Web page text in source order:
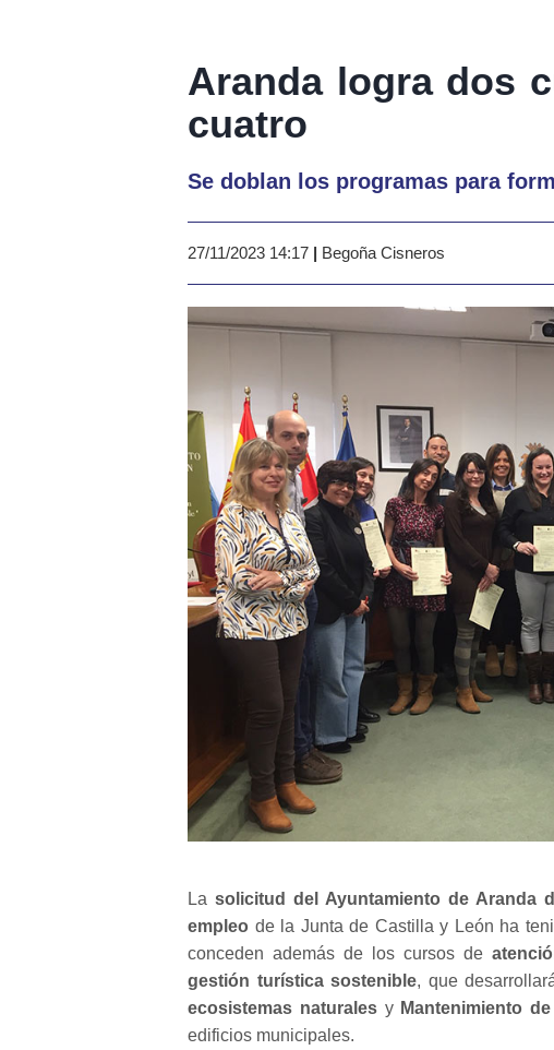
Aranda logra dos
cuatro
Se doblan los programas para
27/11/2023 14:17 | Begoña Cisneros
Lasolicitud del Ayuntamiento de Aranda
empleo de la Junta de Castilla y León ha
conceden además de los cursos de
gestión turística sostenible, que
ecosistemas naturalesy Mantenimiento
edificios municipales.